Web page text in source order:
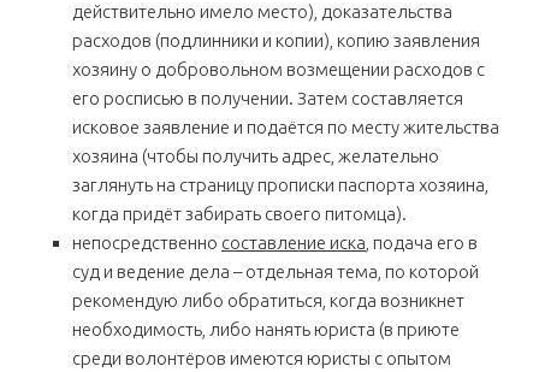
действительно имело место), доказательства
расходов (подлинники и копии), копию заявления
хозяину о добровольном возмещении расходов с
его росписью в получении. Затем составляется
исковое заявление и подаётся по месту жительства
хозяина (чтобы получить адрес, желательно
заглянуть на страницу прописки паспорта хозяина,
когда придёт забирать своего питомца).
непосредственно составление иска , подача его в
суд и ведение дела – отдельная тема, по которой
рекомендую либо обратиться, когда возникнет
необходимость, либо нанять юриста (в приюте
среди волонтёров имеются юристы с опытом